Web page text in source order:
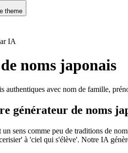
theme
IA
noms japonais
authentiques avec nom de famille,
générateur de noms
un sens comme peu de traditions de
à 'ciel qui s'élève'. Notre IA